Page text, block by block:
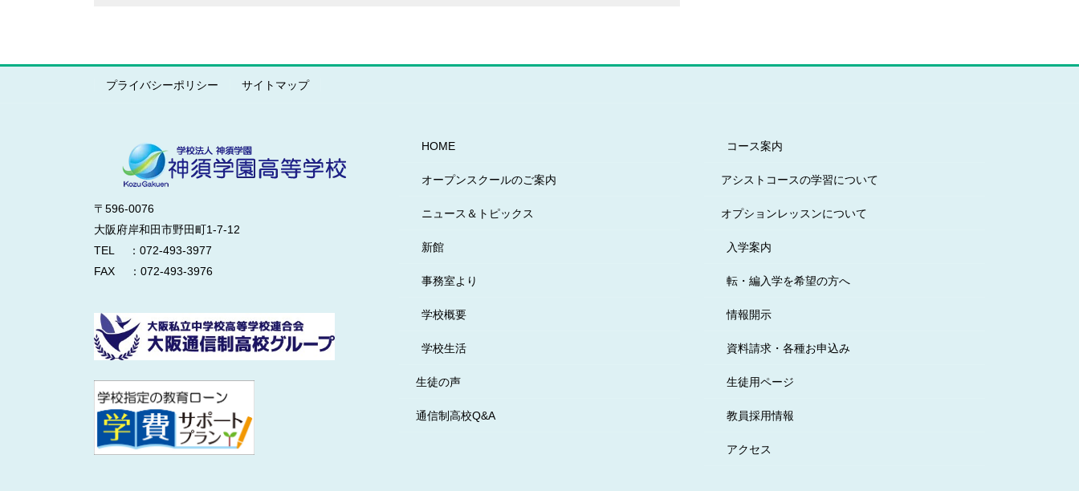
プライバシーポリシー サイトマップ
〒596-0076
大阪府岸和田市野田町1-7-12
TEL ：072-493-3977
FAX ：072-493-3976
HOME
オープンスクールのご案内
ニュース＆トピックス
新館
事務室より
学校概要
学校生活
生徒の声
通信制高校Q&A
コース案内
アシストコースの学習について
オプションレッスンについて
入学案内
転・編入学を希望の方へ
情報開示
資料請求・各種お申込み
生徒用ページ
教員採用情報
アクセス